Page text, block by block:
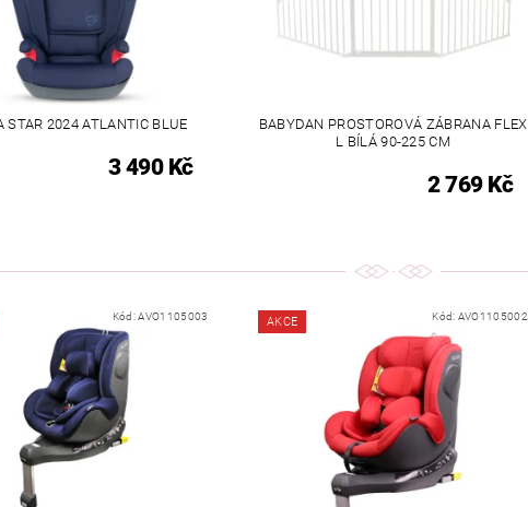
STAR 2024 ATLANTIC BLUE
3 490 Kč
BABYDAN PROSTOROVÁ ZÁBRANA FLEX
L BÍLÁ 90-225 CM
2 769 Kč
Kód:AVO1105003 AKCE Kód: AVO1105002